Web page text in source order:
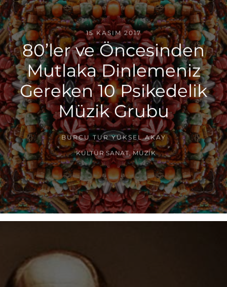
15 KASIM 2017
80’ler ve Öncesinden
Mutlaka Dinlemeniz
Gereken 10 Psikedelik
Müzik Grubu
BURCU TUR YÜKSEL AKAY
KÜLTÜR SANAT,MÜZIK